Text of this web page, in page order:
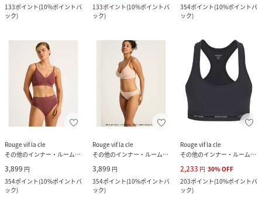
133ポイント(10%ポイントバ
ック)
133ポイント(10%ポイントバ
ック)
354ポイント(10%ポイントバ
ック)
Rouge vif la cle
その他のインナー・ルームウェア
3,899 円
354ポイント(10%ポイントバ
ック)
Rouge vif la cle
その他のインナー・ルームウェア
3,899 円
354ポイント(10%ポイントバ
ック)
Rouge vif la cle
その他のインナー・ルームウェア
2,233 円 30%OFF
203ポイント(10%ポイントバ
ック)